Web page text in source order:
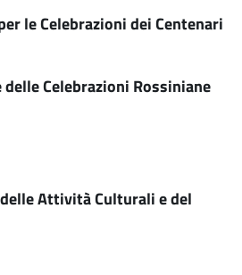
le Celebrazioni dei Centenari
Celebrazioni Rossiniane
Attività Culturali e del